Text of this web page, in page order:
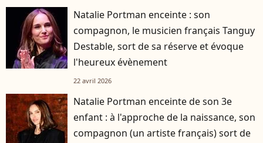
Natalie Portman enceinte : son
compagnon, le musicien français Tanguy
Destable, sort de sa réserve et évoque
l'heureux évènement
22 avril 2026
Natalie Portman enceinte de son 3e
enfant : à l'approche de la naissance, son
compagnon (un artiste français) sort de